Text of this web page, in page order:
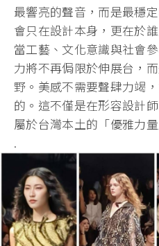
最響亮的聲音，而是最穩
會只在設計本身，更在於
當工藝、文化意識與社會
力將不再侷限於伸展台，
野。美感不需要聲肆力竭
的。這不僅是在形容設計
屬於台灣本土的「優雅力量
.